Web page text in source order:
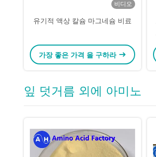
비디오
유기적 액상 칼슘 마그네슘 비료
가장 좋은 가격 을 구하라
잎 덧거름 외에 아미노